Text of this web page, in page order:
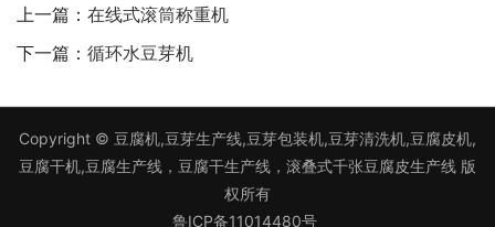
上一篇： 在线式滚筒称重机
下一篇： 循环水豆芽机
Copyright © 豆腐机,豆芽生产线,豆芽包装机,豆芽清洗机,豆腐皮机,
豆腐干机,豆腐生产线，豆腐干生产线，滚叠式千张豆腐皮生产线 版
权所有
鲁ICP备11014480号